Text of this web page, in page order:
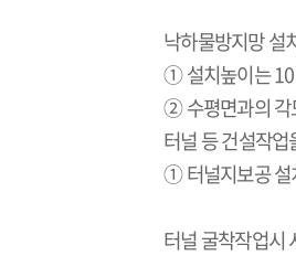
낙하물방지망 설
① 설치높이는10
② 수평면과의 각
터널 등 건설작
① 터널지보공 설
터널 굴착작업시